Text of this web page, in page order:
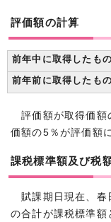
評価額の計算
前年中に取得したもの
前年前に取得したもの
評価額が取得価額
価額の5％が評価額
課税標準額及び税
賦課期日現在、春
の合計が課税標準額